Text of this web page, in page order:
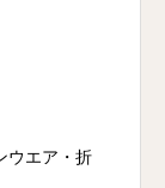
ウエア・折